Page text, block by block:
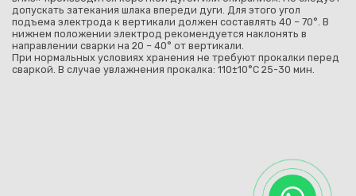
допускать затекания шлака впереди дуги. Для этого угол
подъема электрода к вертикали должен составлять 40 – 70°. В
нижнем положении электрод рекомендуется наклонять в
направлении сварки на 20 – 40° от вертикали.
При нормальных условиях хранения не требуют прокалки перед
сваркой. В случае увлажнения прокалка: 110±10°С 25-30 мин.